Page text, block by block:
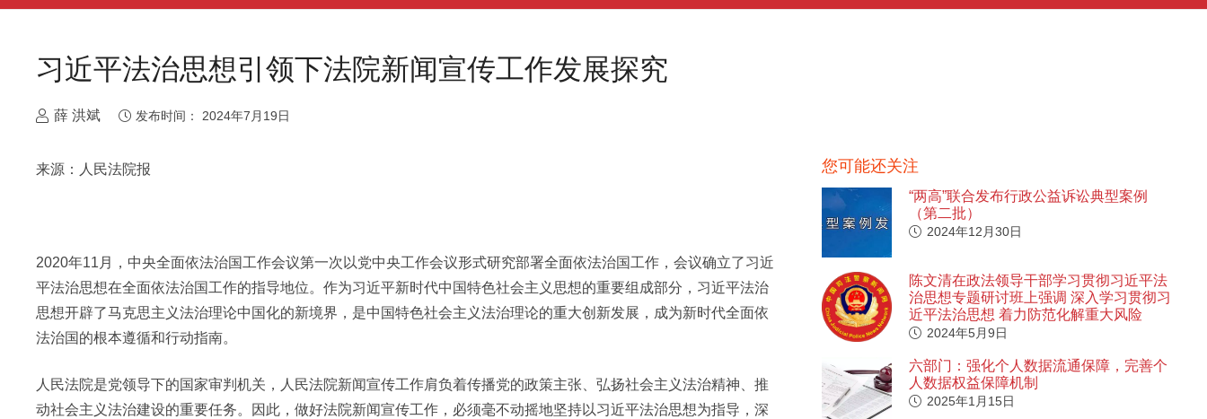
习近平法治思想引领下法院新闻宣传工作发展探究
薛 洪斌 发布时间： 2024年7月19日
来源：人民法院报
2020年11月，中央全面依法治国工作会议第一次以党中央工作会议形式研究部署全面依法治国工作，会议确立了习近
平法治思想在全面依法治国工作的指导地位。作为习近平新时代中国特色社会主义思想的重要组成部分，习近平法治
思想开辟了马克思主义法治理论中国化的新境界，是中国特色社会主义法治理论的重大创新发展，成为新时代全面依
法治国的根本遵循和行动指南。
人民法院是党领导下的国家审判机关，人民法院新闻宣传工作肩负着传播党的政策主张、弘扬社会主义法治精神、推
动社会主义法治建设的重要任务。因此，做好法院新闻宣传工作，必须毫不动摇地坚持以习近平法治思想为指导，深
您可能还关注
“两高”联合发布行政公益诉讼典型案例
（第二批）
2024年12月30日
陈文清在政法领导干部学习贯彻习近平法
治思想专题研讨班上强调 深入学习贯彻习
近平法治思想 着力防范化解重大风险
2024年5月9日
六部门：强化个人数据流通保障，完善个
人数据权益保障机制
2025年1月15日